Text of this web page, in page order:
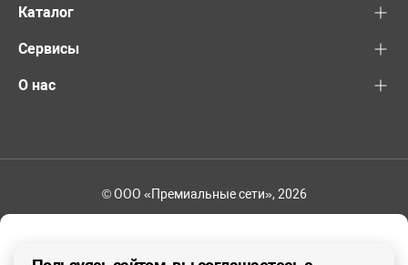
Каталог
Сервисы
О нас
© ООО «Премиальные сети», 2026